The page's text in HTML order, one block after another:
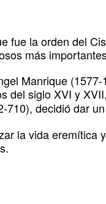
fue la orden del
más
Manrique
del siglo XVI y
710), decidió dar
la vida eremítica